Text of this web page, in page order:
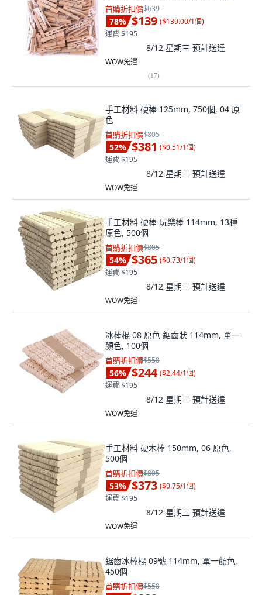
首購折扣價$639
78% $139 ($139.00/1個)
運費 $195
8/12 星期三 預計送達
WOW免運
(17)
手工材料 硬棒 125mm, 750個, 04 原
色
首購折扣價$805
52% $381 ($0.51/1個)
運費 $195
8/12 星期三 預計送達
WOW免運
手工材料 硬棒 玩樂棒 114mm, 13種
原色, 500個
首購折扣價$805
54% $365 ($0.73/1個)
運費 $195
8/12 星期三 預計送達
WOW免運
冰棒棍 08 原色 鋸齒狀 114mm, 單一
顏色, 100個
首購折扣價$558
56% $244 ($2.44/1個)
運費 $195
8/12 星期三 預計送達
WOW免運
手工材料 硬木棒 150mm, 06 原色,
500個
首購折扣價$805
53% $373 ($0.75/1個)
運費 $195
8/12 星期三 預計送達
WOW免運
鋸齒冰棒棍 09號 114mm, 單一顏色,
450個
首購折扣價$558